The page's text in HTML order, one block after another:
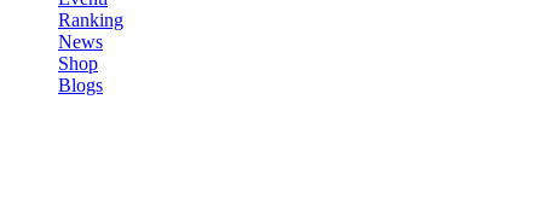
Ranking
News
Shop
Blogs